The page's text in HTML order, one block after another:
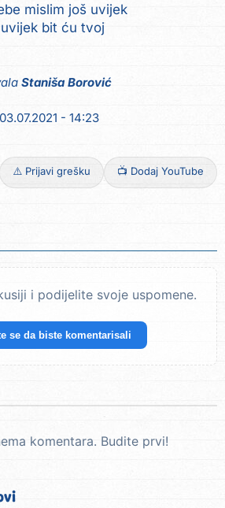
mislim još uvijek
bit ću tvoj
Staniša Borović
03.07.2021 - 14:23
⚠️ Prijavi grešku 📺 Dodaj YouTube
i podijelite svoje uspomene.
se da biste komentarisali
komentara. Budite prvi!